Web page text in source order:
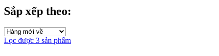
Sắp xếp theo:
Lọc được 3 sản phẩm